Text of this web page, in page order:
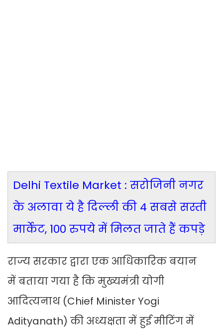
Delhi Textile Market : सरोजिनी नगर
के अलावा ये है दिल्ली की 4 सबसे सस्ती
मार्केट, 100 रुपये में मिलत जाते हैं कपड़े
राज्य सरकार द्वारा एक आधिकारिक बयान
में बताया गया है कि मुख्यमंत्री योगी
आदित्यनाथ (Chief Minister Yogi
Adityanath) की अध्यक्षता में हुई मीटिंग में